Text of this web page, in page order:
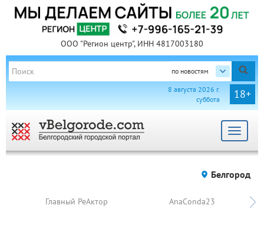
ООО "Регион центр", ИНН 4817003180
по новостям
18+
8 августа 2026 г.
суббота
Toggle
Белгород
Главный РеАктор AnaConda23